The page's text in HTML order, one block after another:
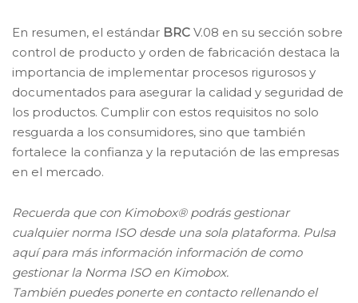
En resumen, el estándar BRC V.08 en su sección sobre
control de producto y orden de fabricación destaca la
importancia de implementar procesos rigurosos y
documentados para asegurar la calidad y seguridad de
los productos. Cumplir con estos requisitos no solo
resguarda a los consumidores, sino que también
fortalece la confianza y la reputación de las empresas
en el mercado.
Recuerda que con Kimobox® podrás gestionar
cualquier norma ISO desde una sola plataforma. Pulsa
aquí para más información información de como
gestionar la Norma ISO en Kimobox.
También puedes ponerte en contacto rellenando el